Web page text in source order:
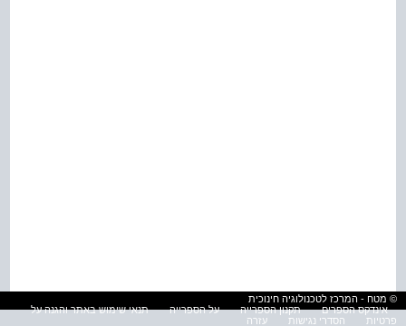
© מטח - המרכז לטכנולוגיה חינוכית
אינדקס הספרים
תקנון הספרייה על הספרייה
תנאי שימוש באתר והגנה על
פרטיות
הסדרי נגישות עזרה